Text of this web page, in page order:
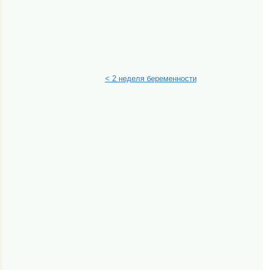
< 2 неделя беременности